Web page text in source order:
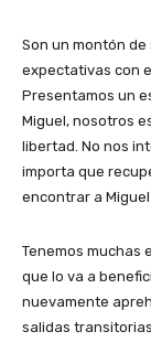
Son un montón
expectativas con
Presentamos un
Miguel, nosotros
libertad. No nos
importa que
encontrar a
Tenemos muchas
que lo va a
nuevamente
salidas